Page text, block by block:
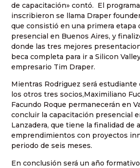
de capacitación» contó. El
inscribieron se llama Draper
que consistió en una primera etapa
presencial en Buenos Aires, y
donde las tres mejores
beca completa para ir a Silicon
empresario Tim Draper.
Mientras Rodriguez será estudiante
los otros tres socios,Maximiliano
Facundo Roque permanecerán en
concluir la capacitación presencial
Lanzadera, que tiene la finalidad de
emprendimientos con proyectos
periodo de seis meses.
En conclusión será un año